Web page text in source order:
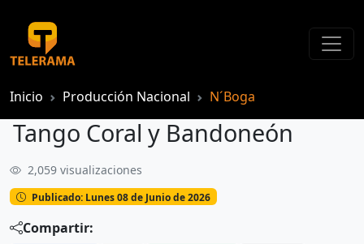
Inicio Producción Nacional N´Boga
Tango Coral y Bandoneón
Tango Coral y Bandoneón
2,059 visualizaciones
Publicado: Lunes 08 de Junio de 2026
Compartir: